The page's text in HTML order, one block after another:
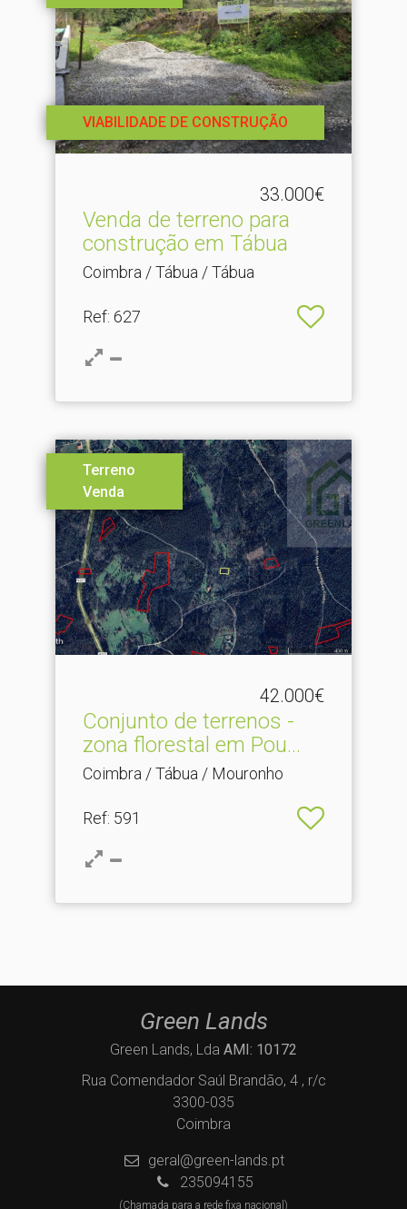
VIABILIDADE DE CONSTRUÇÃO
33.000€
Venda de terreno para
construção em Tábua
Coimbra / Tábua / Tábua
Ref: 627
Terreno
Venda
42.000€
Conjunto de terrenos -
zona florestal em Pou.​..
Coimbra / Tábua / Mouronho
Ref: 591
Green Lands
Green Lands, Lda AMI: 10172
Rua Comendador Saúl Brandão, 4 , r/c
3300-035
Coimbra
geral@green-lands.pt
235094155
(Chamada para a rede fixa nacional)